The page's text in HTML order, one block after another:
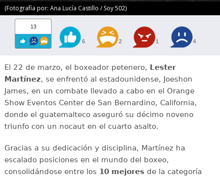
(Fotografía por: Ana Lucía Castillo / Soy 502)
13
6 2 1 4
El 22 de marzo, el boxeador petenero, Lester
Martínez, se enfrentó al estadounidense, Joeshon
James, en un combate llevado a cabo en el Orange
Show Eventos Center de San Bernardino, California,
donde el guatemalteco aseguró su décimo noveno
triunfo con un nocaut en el cuarto asalto.
Gracias a su dedicación y disciplina, Martínez ha
escalado posiciones en el mundo del boxeo,
consolidándose entre los 10 mejoresde la categoría